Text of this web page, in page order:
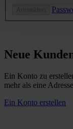
Neue
Ein Konto zu
mehr als eine
Ein Konto erstellen